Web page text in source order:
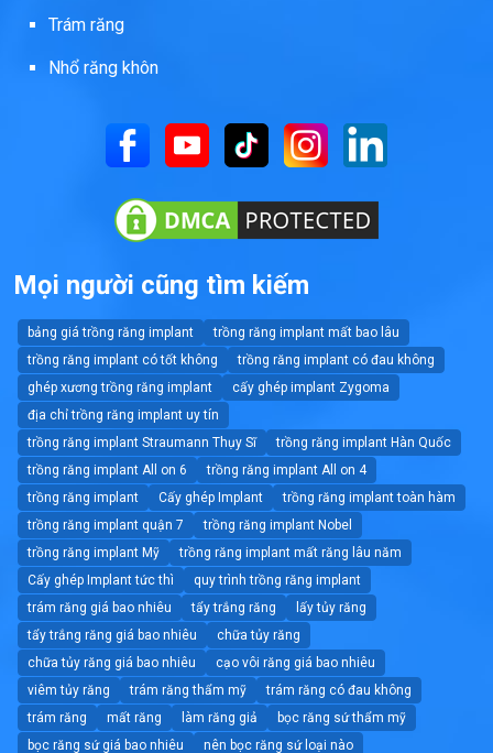
Trám răng
Nhổ răng khôn
Mọi người cũng tìm kiếm
bảng giá trồng răng implant
trồng răng implant mất bao lâu
trồng răng implant có tốt không
trồng răng implant có đau không
ghép xương trồng răng implant
cấy ghép implant Zygoma
địa chỉ trồng răng implant uy tín
trồng răng implant Straumann Thụy Sĩ
trồng răng implant Hàn Quốc
trồng răng implant All on 6
trồng răng implant All on 4
trồng răng implant
Cấy ghép Implant
trồng răng implant toàn hàm
trồng răng implant quận 7
trồng răng implant Nobel
trồng răng implant Mỹ
trồng răng implant mất răng lâu năm
Cấy ghép Implant tức thì
quy trình trồng răng implant
trám răng giá bao nhiêu
tẩy trắng răng
lấy tủy răng
tẩy trắng răng giá bao nhiêu
chữa tủy răng
chữa tủy răng giá bao nhiêu
cạo vôi răng giá bao nhiêu
viêm tủy răng
trám răng thẩm mỹ
trám răng có đau không
trám răng
mất răng làm răng giả
bọc răng sứ thẩm mỹ
bọc răng sứ giá bao nhiêu
nên bọc răng sứ loại nào